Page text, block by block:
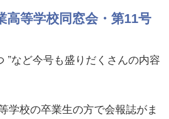
高等学校同窓会・第11号
”など今号も盛りだくさんの内容
学校の卒業生の方で会報誌がま